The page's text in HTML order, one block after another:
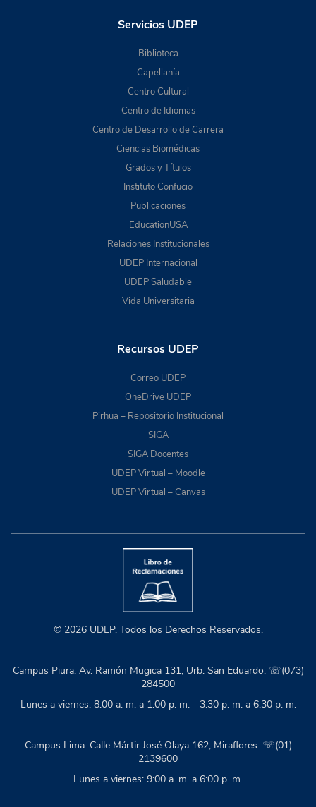
Servicios UDEP
Biblioteca
Capellanía
Centro Cultural
Centro de Idiomas
Centro de Desarrollo de Carrera
Ciencias Biomédicas
Grados y Títulos
Instituto Confucio
Publicaciones
EducationUSA
Relaciones Institucionales
UDEP Internacional
UDEP Saludable
Vida Universitaria
Recursos UDEP
Correo UDEP
OneDrive UDEP
Pirhua – Repositorio Institucional
SIGA
SIGA Docentes
UDEP Virtual – Moodle
UDEP Virtual – Canvas
© 2026 UDEP. Todos los Derechos Reservados.
Campus Piura: Av. Ramón Mugica 131, Urb. San Eduardo. ☏(073)
284500
Lunes a viernes: 8:00 a. m. a 1:00 p. m. - 3:30 p. m. a 6:30 p. m.
Campus Lima: Calle Mártir José Olaya 162, Miraflores. ☏(01)
2139600
Lunes a viernes: 9:00 a. m. a 6:00 p. m.